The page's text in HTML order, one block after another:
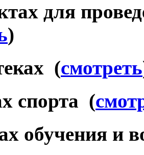
для
)
(смотреть
спорта (
обучения и